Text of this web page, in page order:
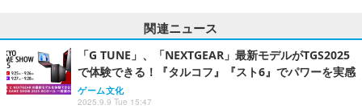
関連ニュース
「G TUNE」、「NEXTGEAR」最新モデルがTGS2025
で体験できる！『タルコフ』『スト6』でパワーを実感
ゲーム文化
2025.9.9 Tue 15:47